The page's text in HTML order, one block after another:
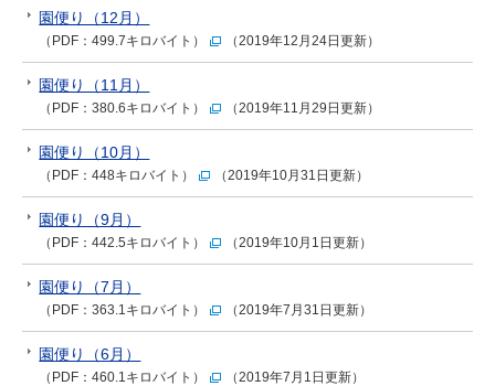
園便り（12月）
（PDF：499.7キロバイト） （2019年12月24日更新）
園便り（11月）
（PDF：380.6キロバイト） （2019年11月29日更新）
園便り（10月）
（PDF：448キロバイト） （2019年10月31日更新）
園便り（9月）
（PDF：442.5キロバイト） （2019年10月1日更新）
園便り（7月）
（PDF：363.1キロバイト） （2019年7月31日更新）
園便り（6月）
（PDF：460.1キロバイト） （2019年7月1日更新）